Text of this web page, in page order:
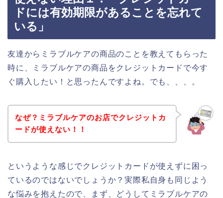
ドには有効期限があることを忘れて
いる」
友達からミラブルケアの商品のことを教えてもらった
時に、ミラブルケアの商品をクレジットカードで今す
ぐ購入したい！と思ったんですよね。でも、、、。
なぜ？ミラブルケアのお店でクレジットカ
ードが使えない！！
というような感じでクレジットカードが使えずに困っ
ているのではないでしょうか？実際私自身も同じよう
な悩みを抱えたので、まず、どうしてミラブルケアの